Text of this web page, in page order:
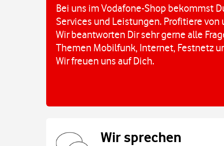
Bei uns im Vodafone-Shop bekommst
Services und Leistungen. Profitiere von
Wir beantworten Dir sehr gerne alle
Themen Mobilfunk, Internet, Festnetz
Wir freuen uns auf Dich.
Wir sprechen